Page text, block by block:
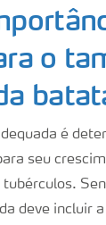
o
é
seu
deve incluir